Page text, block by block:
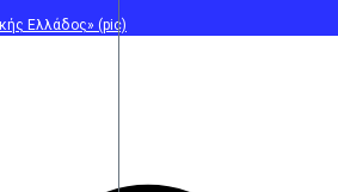
Ελλάδος» (pic)